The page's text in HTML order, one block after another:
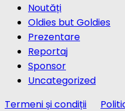
Noutăți
Oldies but Goldies
Prezentare
Reportaj
Sponsor
Uncategorized
Termeni și condiții